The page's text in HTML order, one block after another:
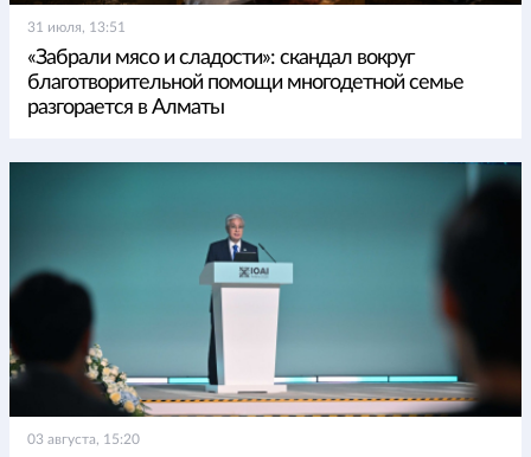
31 июля, 13:51
«Забрали мясо и сладости»: скандал вокруг
благотворительной помощи многодетной семье
разгорается в Алматы
03 августа, 15:20